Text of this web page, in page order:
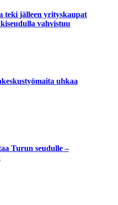
teki jälleen yrityskaupat
vahvistuu
uhkaa
Turun seudulle –